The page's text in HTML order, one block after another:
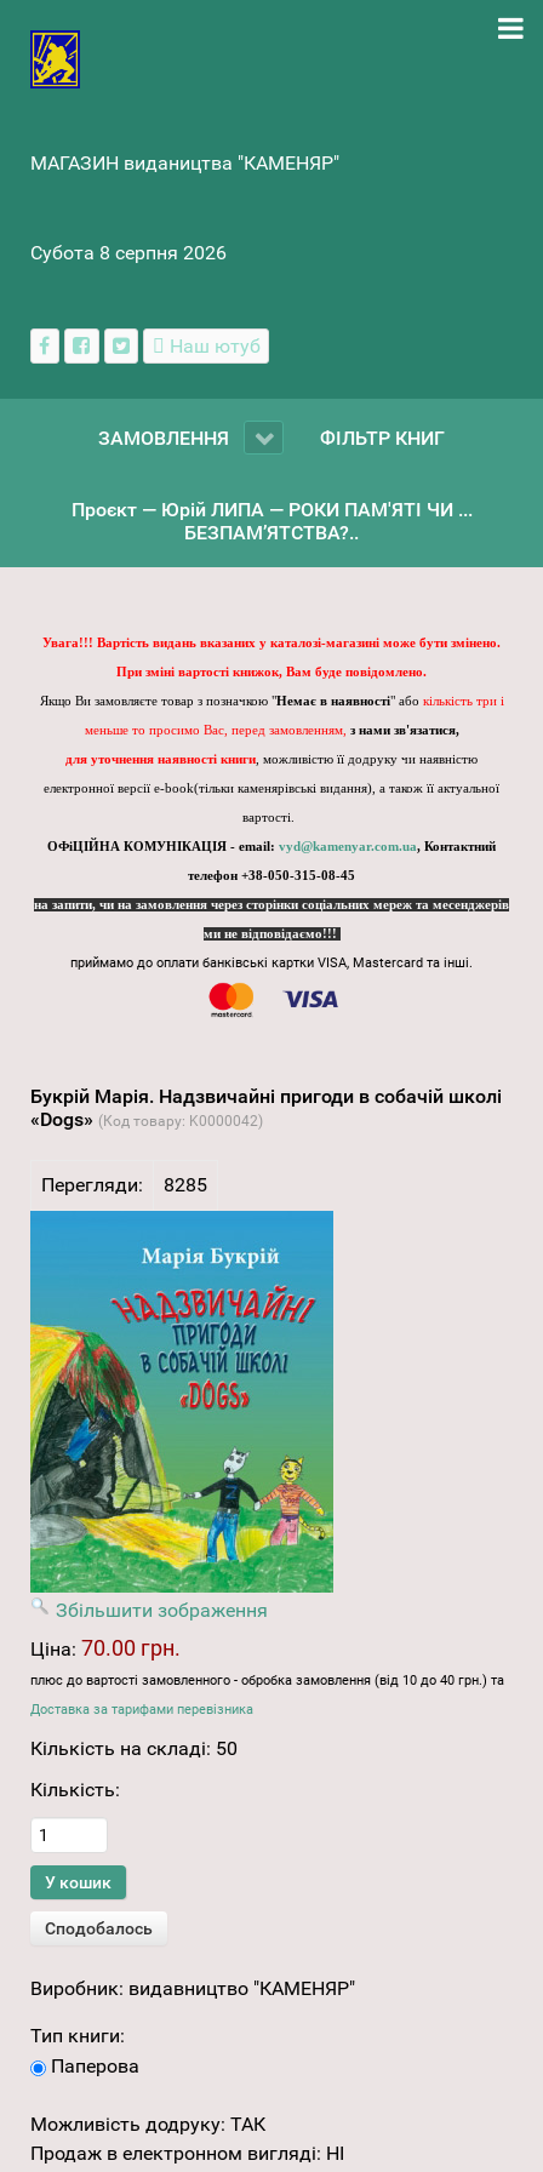
МАГАЗИН видаництва "КАМЕНЯР"
Субота 8 серпня 2026
Наш ютуб
ЗАМОВЛЕННЯ ФІЛЬТР КНИГ
Проєкт — Юрій ЛИПА — РОКИ ПАМ'ЯТІ ЧИ ...
БЕЗПАМ’ЯТСТВА?..
Увага!!! Вартість видань вказаних у каталозі-магазині може бути змінено.
При зміні вартості книжок, Вам буде повідомлено.
Якщо Ви замовляєте товар з позначкою "Немає в наявності" або кількість три і
меньше то просимо Вас, перед замовленням, з нами зв'язатися,
для уточнення наявності книги , можливістю її додруку чи наявністю
електронної версії e-book(тільки каменярівські видання), а також її актуальної
вартості.
ОФіЦІЙНА КОМУНІКАЦІЯ - email: vyd@kamenyar.com.ua, Контактний
телефон +38-050-315-08-45
на запити, чи на замовлення через сторінки соціальних мереж та месенджерів
ми не відповідаємо!!!
приймамо до оплати банківські картки VISA, Mastercard та інші.
Букрій Марія. Надзвичайні пригоди в собачій школі
«Dogs» (Код товару: K0000042)
Перегляди: 8285
Збільшити зображення
Ціна: 70.00 грн.
плюс до вартості замовленного - обробка замовлення (від 10 до 40 грн.) та
Доставка за тарифами перевізника
Кількість на складі: 50
Кількість:
Виробник: видавництво "КАМЕНЯР"
Тип книги:
Паперова
Можливість додруку: ТАК
Продаж в електронном вигляді: НІ